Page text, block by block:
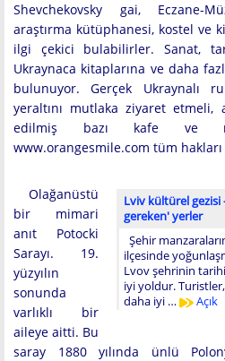
Shevchekovsky gai, Eczane-
araştırma kütüphanesi, kostel ve
ilgi çekici bulabilirler. Sanat,
Ukraynaca kitaplarına ve daha
bulunuyor. Gerçek Ukraynalı
yeraltını mutlaka ziyaret etmeli,
edilmiş bazı kafe ve
www.orangesmile.com tüm hakları
Lviv kültürel
gereken' yerler
Şehir
ilçesinde
Lvov şehrinin
iyi yoldur.
daha iyi …
Açık
Olağanüstü
bir mimari
anıt Potocki
Sarayı. 19.
yüzyılın
sonunda
varlıklı bir
aileye aitti. Bu
saray 1880 yılında ünlü